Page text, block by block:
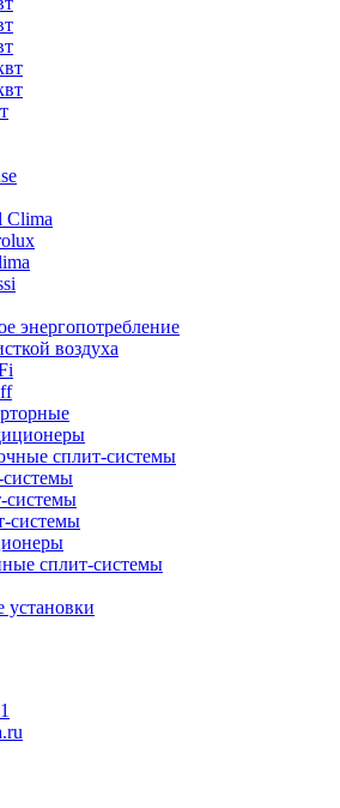
Clima
энергопотребление
воздуха
​сплит-системы
системы
системы
сплит-системы